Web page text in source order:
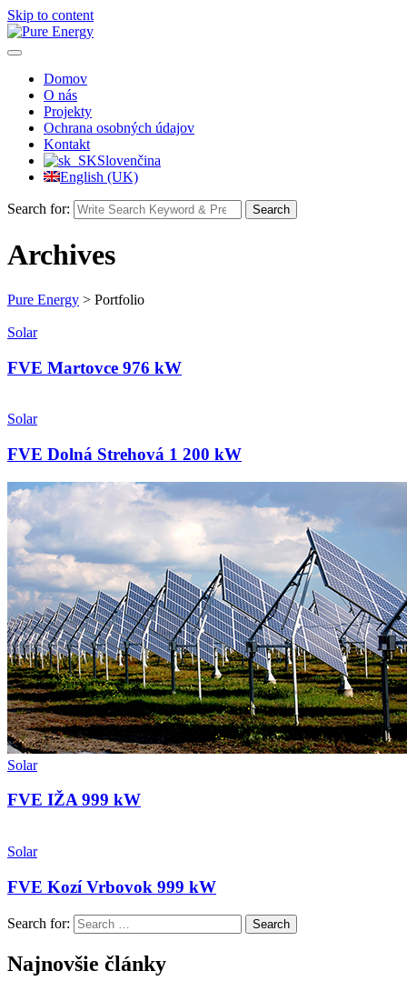
Skip to content
Domov
O nás
Projekty
Ochrana osobných údajov
Kontakt
Slovenčina
English (UK)
Search for: Search
Archives
Pure Energy > Portfolio
Solar
FVE Martovce 976 kW
Solar
FVE Dolná Strehová 1 200 kW
Solar
FVE IŽA 999 kW
Solar
FVE Kozí Vrbovok 999 kW
Search for: Search
Najnovšie články